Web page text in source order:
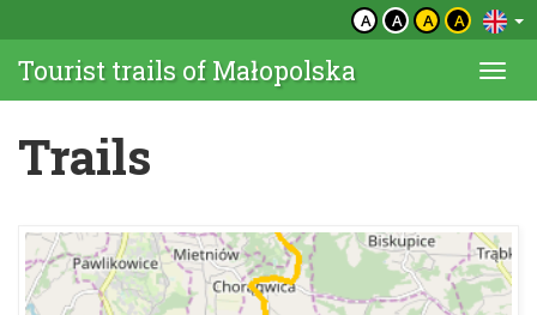
A A A A
Tourist trails of Małopolska
Trails